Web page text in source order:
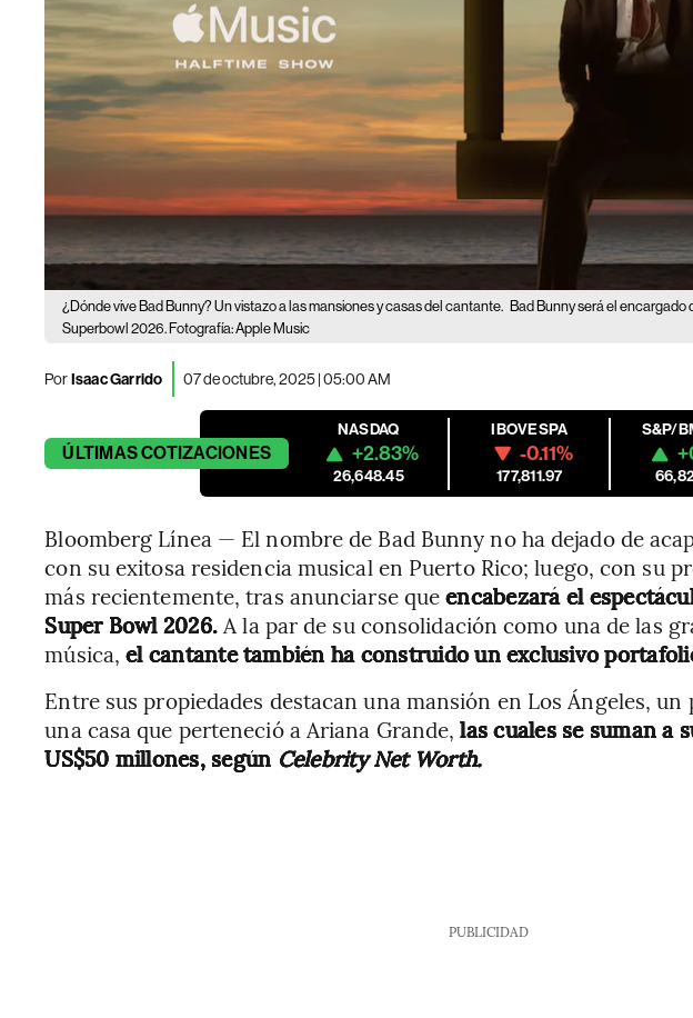
¿Dónde vive Bad Bunny? Un vistazo a las mansiones y casas del cantante. Bad Bunny será el encargado
Superbowl 2026. Fotografía: Apple Music
PorIsaac Garrido 07 de octubre, 2025 | 05:00 AM
ÚLTIMASCOTIZACIONES
NASDAQ
+2.83%
26,648.45
IBOVESPA
-0.11%
177,811.97
S&P/
Bloomberg Línea — El nombre de Bad Bunny no ha dejado de
con su exitosa residencia musical en Puerto Rico; luego, con su
más recientemente, tras anunciarse queencabezará el
Super Bowl 2026. A la par de su consolidación como una de las
música,el cantante también ha construido un exclusivo
Entre sus propiedades destacan una mansión en Los Ángeles,
una casa que perteneció a Ariana Grande,las cuales se suman a
US$50 millones, según Celebrity Net Worth.
PUBLICIDAD